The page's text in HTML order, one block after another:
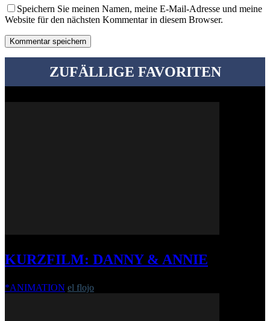
Speichern Sie meinen Namen, meine E-Mail-Adresse und meine
Website für den nächsten Kommentar in diesem Browser.
ZUFÄLLIGE FAVORITEN
KURZFILM: DANNY & ANNIE
*ANIMATION el flojo